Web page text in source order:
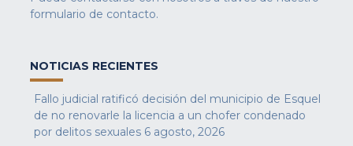
formulario de contacto.
NOTICIAS RECIENTES
Fallo judicial ratificó decisión del municipio de Esquel
de no renovarle la licencia a un chofer condenado
por delitos sexuales 6 agosto, 2026